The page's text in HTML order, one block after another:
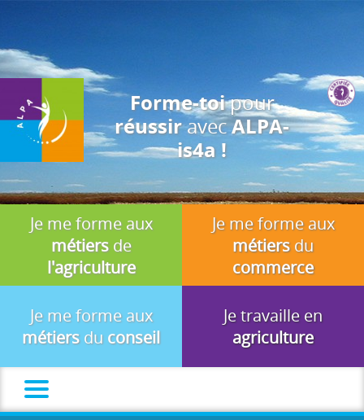
des fins d'analyse, de pertinence et de publicité.
Forme-toipour
réussiravecALPA-
is4a !
Je me forme aux
métiersde
l'agriculture
Je me forme aux
métiersdu
commerce
Je me forme aux
métiersdu conseil
Je travaille en
agriculture